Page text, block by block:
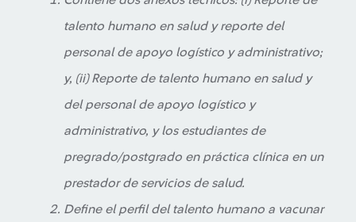
talento humano en salud y reporte del
personal de apoyo logístico y administrativo;
y, (ii) Reporte de talento humano en salud y
del personal de apoyo logístico y
administrativo, y los estudiantes de
pregrado/postgrado en práctica clínica en un
prestador de servicios de salud.
Define el perfil del talento humano a vacunar